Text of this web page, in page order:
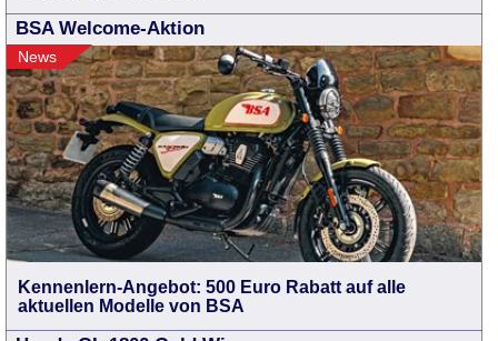
BSA Welcome-Aktion
News
Kennenlern-Angebot: 500 Euro Rabatt auf alle
aktuellen Modelle von BSA